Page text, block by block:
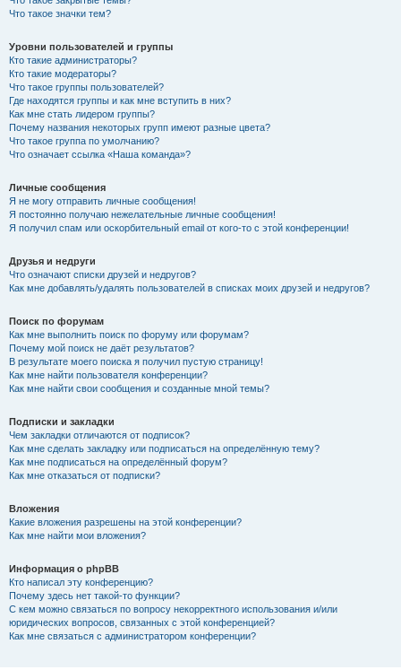
Что такое значки тем?
Уровни пользователей и группы
Кто такие администраторы?
Кто такие модераторы?
Что такое группы пользователей?
Где находятся группы и как мне вступить в них?
Как мне стать лидером группы?
Почему названия некоторых групп имеют разные цвета?
Что такое группа по умолчанию?
Что означает ссылка «Наша команда»?
Личные сообщения
Я не могу отправить личные сообщения!
Я постоянно получаю нежелательные личные сообщения!
Я получил спам или оскорбительный email от кого-то с этой конференции!
Друзья и недруги
Что означают списки друзей и недругов?
Как мне добавлять/удалять пользователей в списках моих друзей и недругов?
Поиск по форумам
Как мне выполнить поиск по форуму или форумам?
Почему мой поиск не даёт результатов?
В результате моего поиска я получил пустую страницу!
Как мне найти пользователя конференции?
Как мне найти свои сообщения и созданные мной темы?
Подписки и закладки
Чем закладки отличаются от подписок?
Как мне сделать закладку или подписаться на определённую тему?
Как мне подписаться на определённый форум?
Как мне отказаться от подписки?
Вложения
Какие вложения разрешены на этой конференции?
Как мне найти мои вложения?
Информация о phpBB
Кто написал эту конференцию?
Почему здесь нет такой-то функции?
С кем можно связаться по вопросу некорректного использования и/или
юридических вопросов, связанных с этой конференцией?
Как мне связаться с администратором конференции?